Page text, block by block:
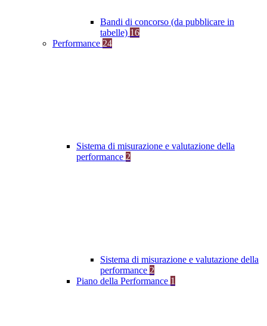
Bandi di concorso (da pubblicare in
tabelle) 16
Performance 24
Sistema di misurazione e valutazione della
performance 2
Sistema di misurazione e valutazione della
performance 2
Piano della Performance 1